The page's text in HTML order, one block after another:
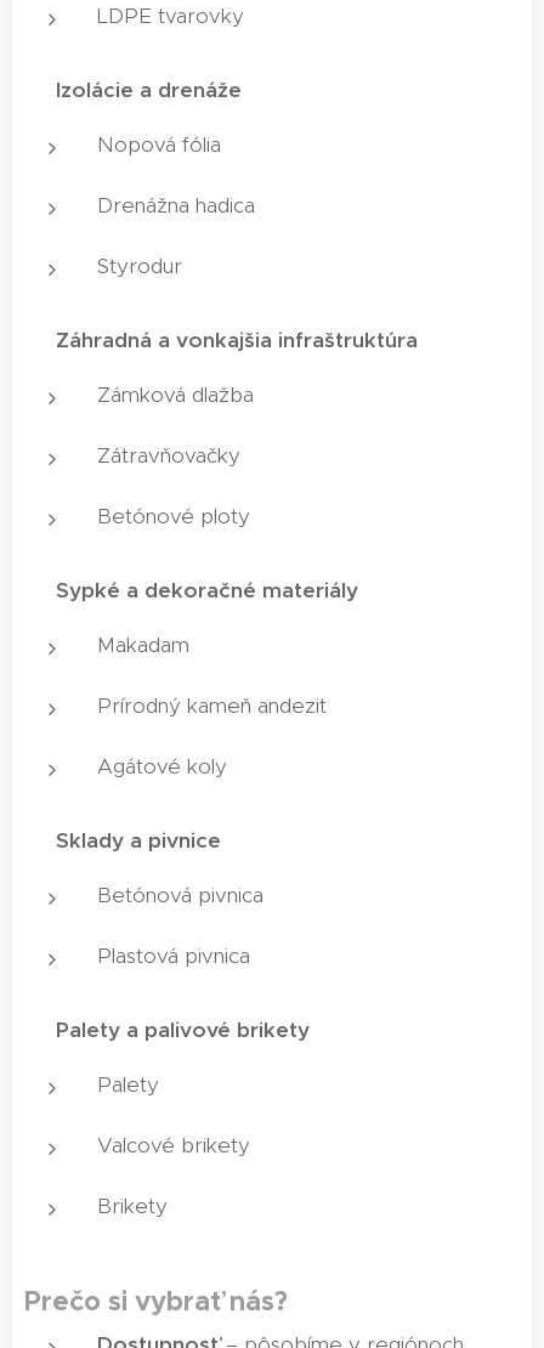
LDPE tvarovky
Izolácie a drenáže
Nopová fólia
Drenážna hadica
Styrodur
Záhradná a vonkajšia infraštruktúra
Zámková dlažba
Zátravňovačky
Betónové ploty
Sypké a dekoračné materiály
Makadam
Prírodný kameň andezit
Agátové koly
Sklady a pivnice
Betónová pivnica
Plastová pivnica
Palety a palivové brikety
Palety
Valcové brikety
Brikety
Prečo si vybrať nás?